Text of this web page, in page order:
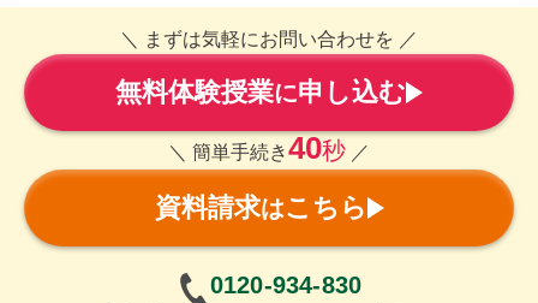
＼ まずは気軽にお問い合わせを ／
無料体験授業に申し込む
＼ 簡単手続き40秒 ／
資料請求はこちら
0120-934-830